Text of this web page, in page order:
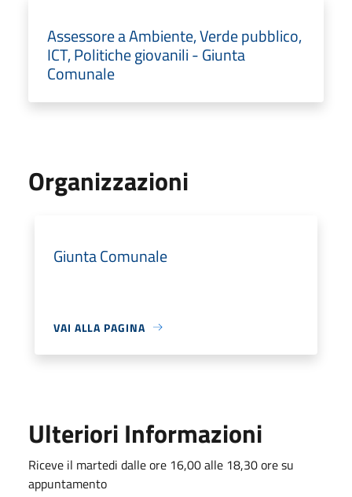
Assessore a Ambiente, Verde pubblico,
ICT, Politiche giovanili - Giunta
Comunale
Organizzazioni
Giunta Comunale
VAI ALLA PAGINA
Ulteriori Informazioni
Riceve il martedi dalle ore 16,00 alle 18,30 ore su
appuntamento